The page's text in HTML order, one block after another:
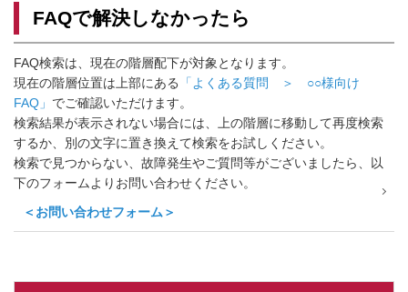
FAQで解決しなかったら
FAQ検索は、現在の階層配下が対象となります。
現在の階層位置は上部にある
「よくある質問 ＞ ○○様向け
FAQ」 でご確認いただけます。
検索結果が表示されない場合には、上の階層に移動して再度検索
するか、別の文字に置き換えて検索をお試しください。
検索で見つからない、故障発生やご質問等がございましたら、以
下のフォームよりお問い合わせください。
＜お問い合わせフォーム＞